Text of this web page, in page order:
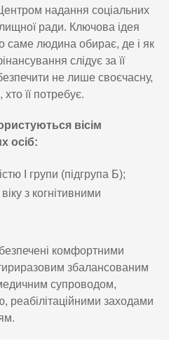
надання соціальних
ради. Ключова ідея
саме людина обирає, де і як
слідує за її
не лише своєчасну,
її потребує.
вісім
осіб:
І групи (підгрупа Б);
з когнітивними
комфортними
збалансованим
супроводом,
реабілітаційними заходами